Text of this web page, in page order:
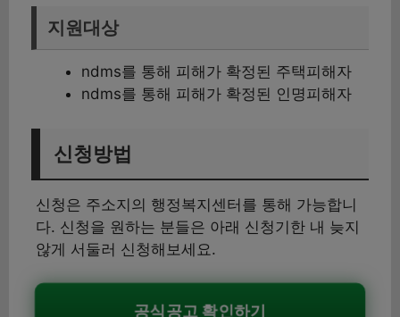
지원대상
ndms를 통해 피해가 확정된 주택피해자
ndms를 통해 피해가 확정된 인명피해자
신청방법
신청은 주소지의 행정복지센터를 통해 가능합니
다. 신청을 원하는 분들은 아래 신청기한 내 늦지
않게 서둘러 신청해보세요.
공식공고 확인하기